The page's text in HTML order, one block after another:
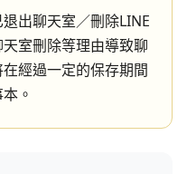
出聊天室／刪除LINE
室刪除等理由導致聊
經過一定的保存期間
。